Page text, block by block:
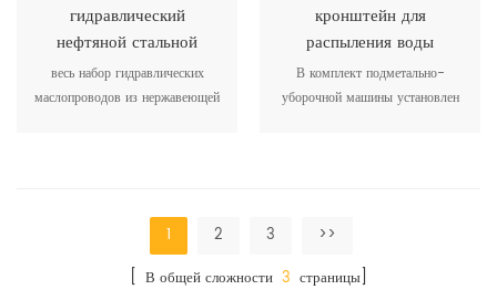
гидравлический
нефтяной стальной
трубопровод
весь набор гидравлических
маслопроводов из нержавеющей
кронштейн для
распыления воды
В комплект подметально-
уборочной машины установлен
1 2 3
>>
[ В общей сложности 3 страницы]